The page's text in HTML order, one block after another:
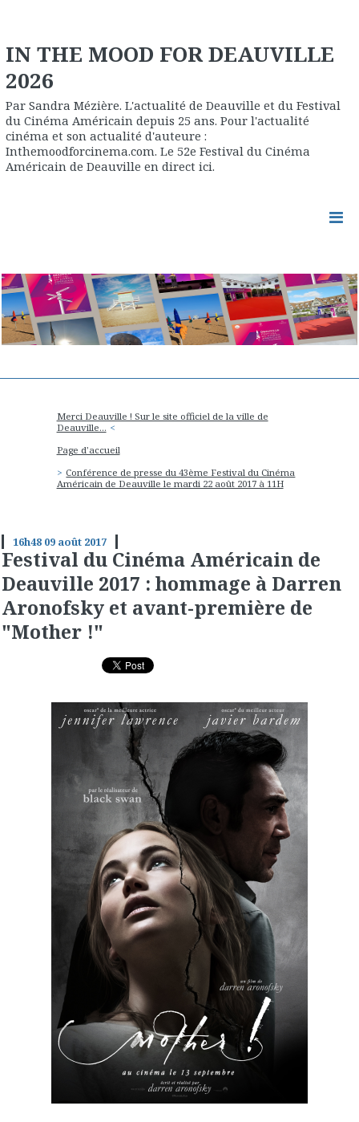
IN THE MOOD FOR DEAUVILLE
2026
Par Sandra Mézière. L'actualité de Deauville et du Festival
du Cinéma Américain depuis 25 ans. Pour l'actualité
cinéma et son actualité d'auteure :
Inthemoodforcinema.com. Le 52e Festival du Cinéma
Américain de Deauville en direct ici.
Merci Deauville ! Sur le site officiel de la ville de
Deauville...
Page d'accueil
Conférence de presse du 43ème Festival du Cinéma
Américain de Deauville le mardi 22 août 2017 à 11H
16h48 09 août 2017
Festival du Cinéma Américain de
Deauville 2017 : hommage à Darren
Aronofsky et avant-première de
"Mother !"